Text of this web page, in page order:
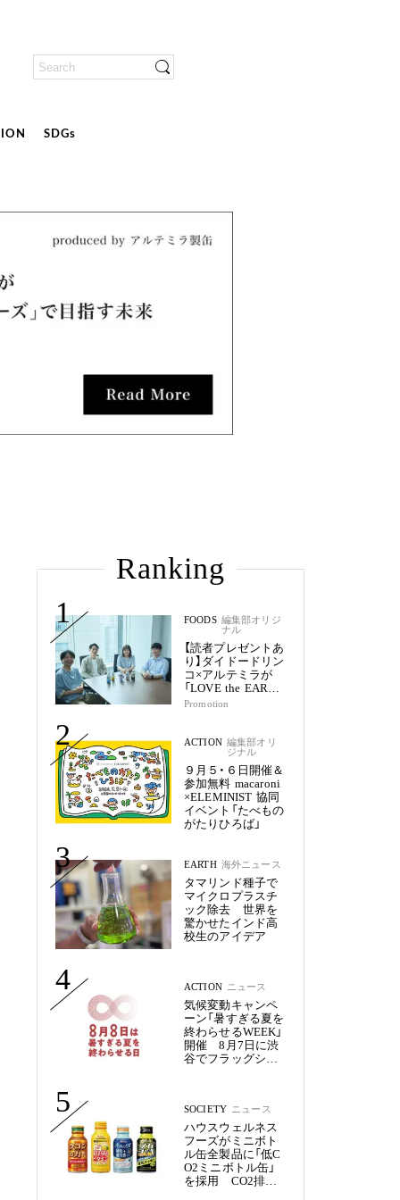
SDGs
Ranking
1
FOODS 編集部オリジ
ナル
【読者プレゼントあ
り】ダイドードリン
コ×アルテミラが
「LOVE the EARTH
シリーズ」で目指す
Promotion
2 ACTION 編集部オリ
ジナル
９月５・６日開催＆
参加無料 macaroni
×ELEMINIST 協同
イベント「たべもの
がたりひろば」
3 EARTH 海外ニュース
タマリンド種子で
マイクロプラスチ
ック除去 世界を
驚かせたインド高
校生のアイデア
4 ACTION ニュース
気候変動キャンペ
ーン「暑すぎる夏を
終わらせるWEEK」
開催 8月7日に渋
谷でフラッグシッ
5 SOCIETY ニュース
ハウスウェルネス
フーズがミニボト
ル缶全製品に「低C
O2ミニボトル缶」
を採用 CO2排出